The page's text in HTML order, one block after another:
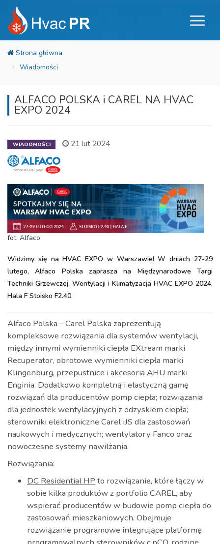
Wiadomości
ALFACO POLSKA i CAREL NA HVAC
EXPO 2024
WIADOMOŚCI 21 lut 2024
fot. Alfaco
Widzimy się na HVAC EXPO w Warszawie! W dniach 27-29
lutego, Alfaco Polska zaprasza na Międzynarodowe Targi
Techniki Grzewczej, Wentylacji i Klimatyzacja HVAC EXPO 2024,
Hala F Stoisko F2.40.
Alfaco Polska – Carel Polska zaprezentują
kompleksowe rozwiązania dla systemów wentylacji,
między innymi wymienniki ciepła EXtream marki
Recuperator, obrotowe wymienniki ciepła marki
Klingenburg, przepustnice i akcesoria AHU marki
Enginia. Dodatkowo kompletną i elastyczną gamę
rozwiązań dla producentów pomp ciepła; rozwiązania
dla jednostek wentylacyjnych z odzyskiem ciepła;
sterowniki elektroniczne Carel iJS dla zastosowań
naukowych i medycznych; wentylatory Fanco oraz
nowoczesne systemy nawilżania.
Rozwiązania:
DC Residential HP to rozwiązanie, które łączy w
sobie kilka produktów z portfolio CAREL, aby
wspierać producentów w budowie pomp ciepła do
zastosowań mieszkaniowych. Obejmuje
rozwiązanie programowe integrujące platformę